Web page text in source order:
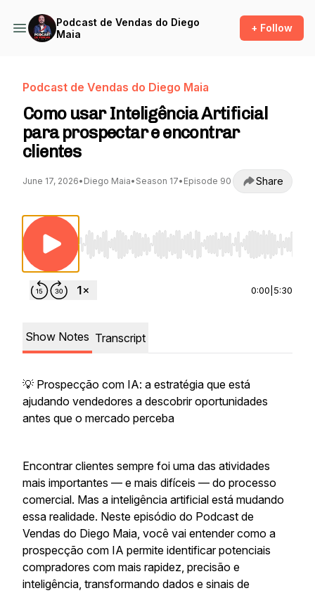
Podcast de Vendas do Diego
Maia
+ Follow
Podcast de Vendas do Diego Maia
Como usar Inteligência Artificial
para prospectar e encontrar
clientes
June 17, 2026• Diego Maia• Season 17• Episode 90 Share
Use Left/Right to seek, Home/End to jump to
0:00 5:30
Show Notes Transcript
💡 Prospecção com IA: a estratégia que está
ajudando vendedores a descobrir oportunidades
antes que o mercado perceba
Encontrar clientes sempre foi uma das atividades
mais importantes — e mais difíceis — do processo
comercial. Mas a inteligência artificial está mudando
essa realidade. Neste episódio do Podcast de
Vendas do Diego Maia, você vai entender como a
prospecção com IA permite identificar potenciais
compradores com mais rapidez, precisão e
inteligência, transformando dados e sinais de